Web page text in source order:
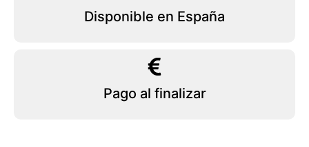
Disponible en España
Pago al finalizar